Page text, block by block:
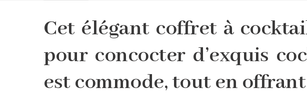
Cet élégant coffret à
pour concocter d’exquis
est commode, tout en